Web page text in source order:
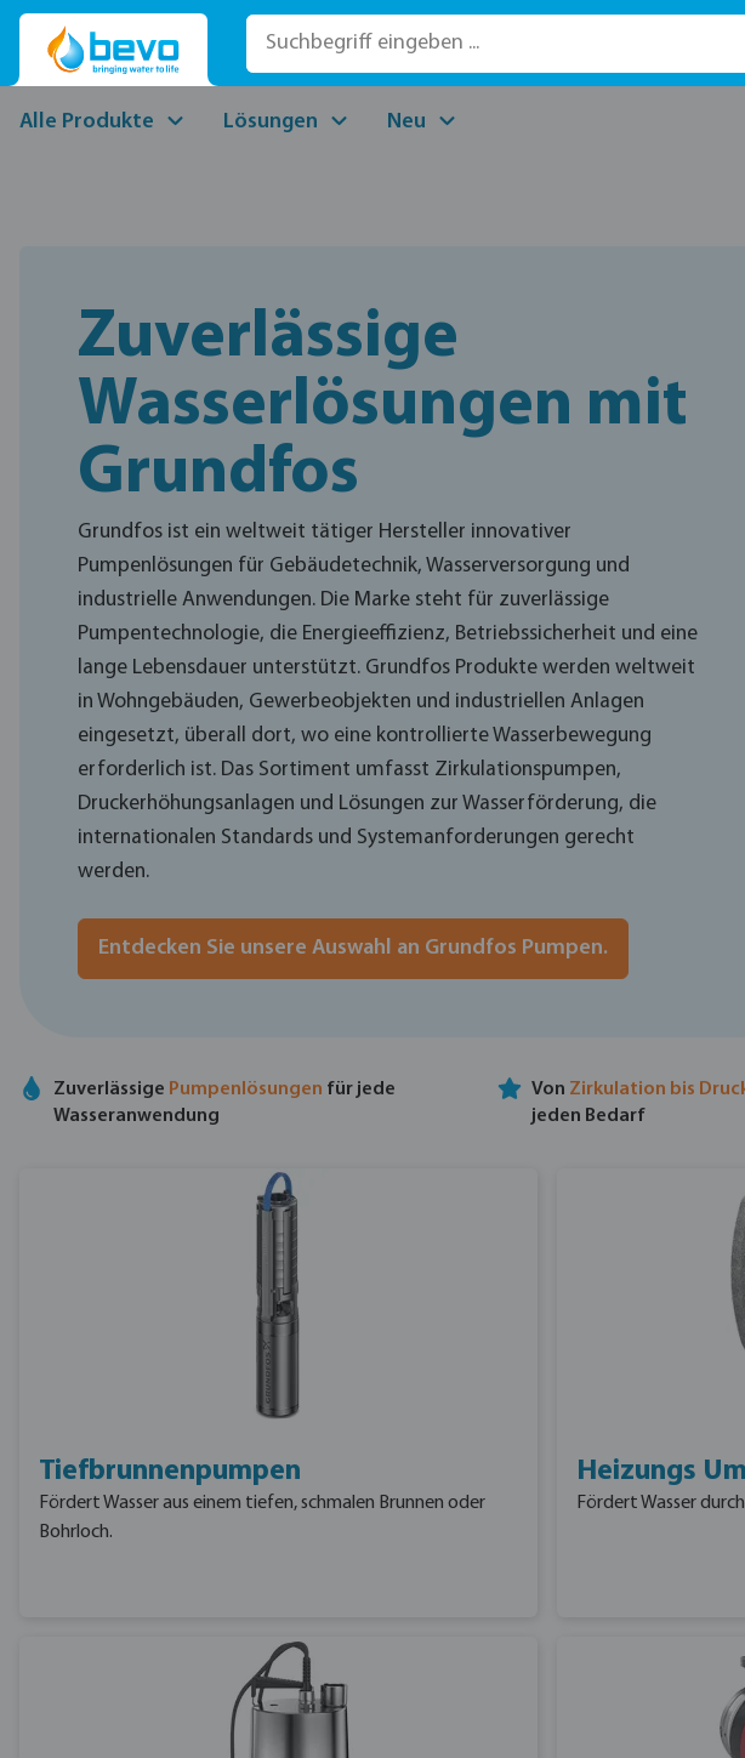
Hauptinhalt springen
Zur Suche springen
Zur Hauptnavigation springen
Alle Produkte Lösungen Neu
Zuverlässige
Wasserlösungen mit
Grundfos
Grundfos ist ein weltweit tätiger Hersteller innovativer
Pumpenlösungen für Gebäudetechnik, Wasserversorgung und
industrielle Anwendungen. Die Marke steht für zuverlässige
Pumpentechnologie, die Energieeffizienz, Betriebssicherheit und eine
lange Lebensdauer unterstützt. Grundfos Produkte werden weltweit
in Wohngebäuden, Gewerbeobjekten und industriellen Anlagen
eingesetzt, überall dort, wo eine kontrollierte Wasserbewegung
erforderlich ist. Das Sortiment umfasst Zirkulationspumpen,
Druckerhöhungsanlagen und Lösungen zur Wasserförderung, die
internationalen Standards und Systemanforderungen gerecht
werden.
Entdecken Sie unsere Auswahl an Grundfos Pumpen.
Zuverlässige Pumpenlösungen für jede
Wasseranwendung
Von Zirkulation bis
jeden Bedarf
Tiefbrunnenpumpen
Fördert Wasser aus einem tiefen, schmalen Brunnen oder
Bohrloch.
Heizungs
Fördert Wasser